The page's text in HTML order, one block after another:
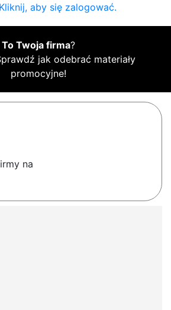
Kliknij, aby się zalogować.
To Twoja firma?
jak odebrać materiały
promocyjne!
na